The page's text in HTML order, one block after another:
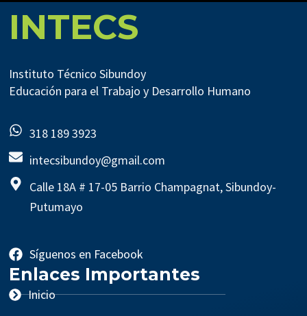
INTECS
Instituto Técnico Sibundoy
Educación para el Trabajo y Desarrollo Humano
318 189 3923
intecsibundoy@gmail.com
Calle 18A # 17-05 Barrio Champagnat, Sibundoy-
Putumayo
Síguenos en Facebook
Enlaces Importantes
Inicio